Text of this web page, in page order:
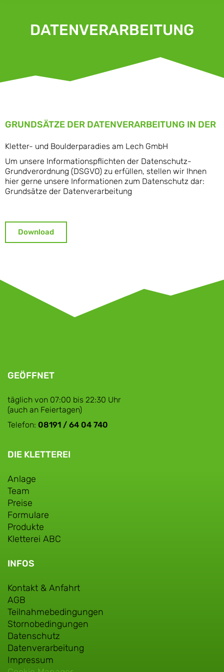
DATENVERARBEITUNG
GRUNDSÄTZE DER DATENVERARBEITUNG IN DER
Kletter- und Boulderparadies am Lech GmbH
Um unsere Informationspflichten der Datenschutz-
Grundverordnung (DSGVO) zu erfüllen, stellen wir Ihnen
hier gerne unsere Informationen zum Datenschutz dar:
Grundsätze der Datenverarbeitung
Download
GEÖFFNET
täglich von 07:00 bis 22:30 Uhr
(auch an Feiertagen)
Telefon: 08191 / 64 04 740
DIE KLETTEREI
Anlage
Team
Preise
Formulare
Produkte
Kletterei ABC
INFOS
Kontakt & Anfahrt
AGB
Teilnahmebedingungen
Stornobedingungen
Datenschutz
Datenverarbeitung
Impressum